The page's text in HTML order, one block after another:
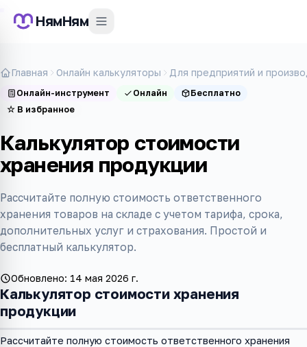
НямНям
Главная Онлайн калькуляторы Для предприятий и
Онлайн-инструмент Онлайн
Бесплатно
☆ В избранное
Калькулятор стоимости
хранения продукции
Рассчитайте полную стоимость ответственного
хранения товаров на складе с учетом тарифа, срока,
дополнительных услуг и страхования. Простой и
бесплатный калькулятор.
Обновлено: 14 мая 2026 г.
Калькулятор стоимости хранения
продукции
Рассчитайте полную стоимость ответственного хранения